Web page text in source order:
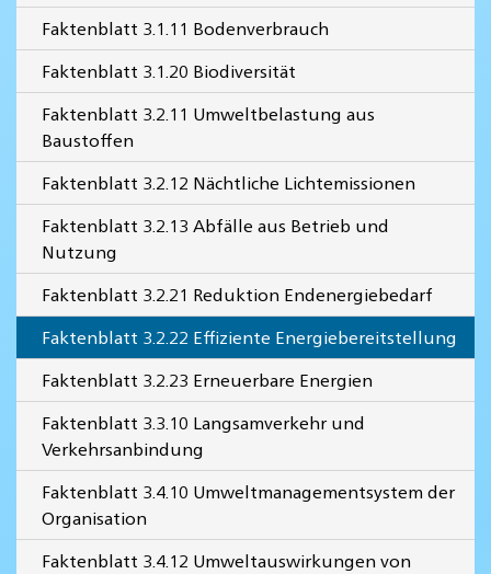
Faktenblatt 3.1.11 Bodenverbrauch
Faktenblatt 3.1.20 Biodiversität
Faktenblatt 3.2.11 Umweltbelastung aus
Baustoffen
Faktenblatt 3.2.12 Nächtliche Lichtemissionen
Faktenblatt 3.2.13 Abfälle aus Betrieb und
Nutzung
Faktenblatt 3.2.21 Reduktion Endenergiebedarf
Faktenblatt 3.2.22 Effiziente Energiebereitstellung
Faktenblatt 3.2.23 Erneuerbare Energien
Faktenblatt 3.3.10 Langsamverkehr und
Verkehrsanbindung
Faktenblatt 3.4.10 Umweltmanagementsystem der
Organisation
Faktenblatt 3.4.12 Umweltauswirkungen von